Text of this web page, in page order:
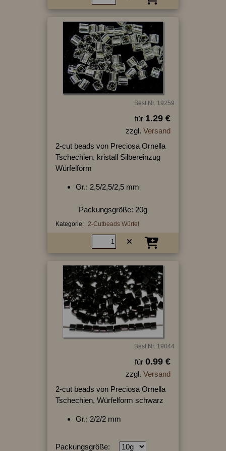
Best.Nr.:19259
für 1.29 €
zzgl. Versand
2-cut beads von Preciosa Ornella
Tschechien, kristall Silbereinzug
Würfelform
Gr.: 2,5/2,5/2,5 mm
Packungsgröße: 20g
Kategorie: 2-Cutbeads Würfel
Best.Nr.:19044
für 0.99 €
zzgl. Versand
2-cut beads von Preciosa Ornella
Tschechien, Würfelform schwarz
Gr.: 2/2/2 mm
Packungsgröße: